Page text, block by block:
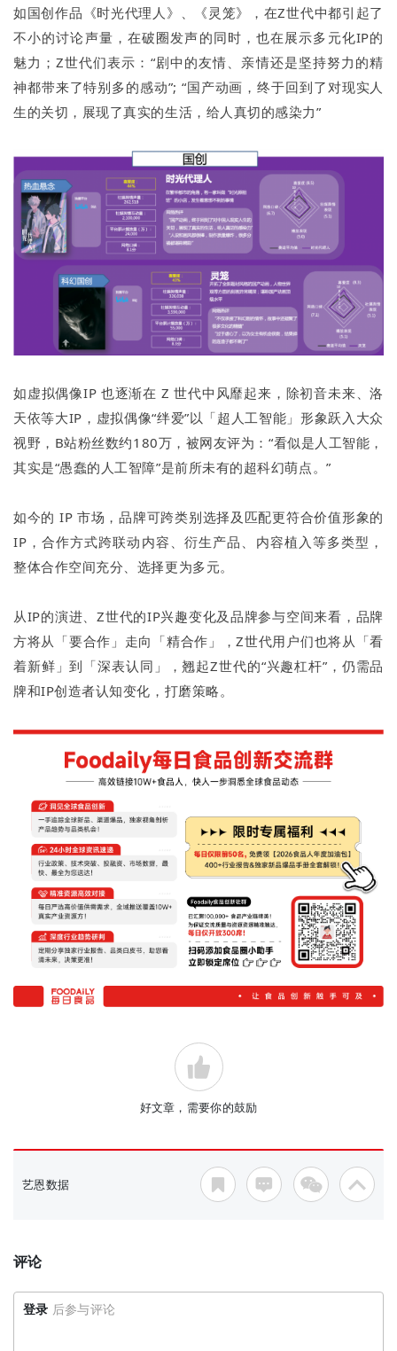
如国创作品《时光代理人》、《灵笼》，在Z世代中都引起了
不小的讨论声量，在破圈发声的同时，也在展示多元化IP的
魅力；Z世代们表示：“剧中的友情、亲情还是坚持努力的精
神都带来了特别多的感动”; “国产动画，终于回到了对现实人
生的关切，展现了真实的生活，给人真切的感染力”
如虚拟偶像IP 也逐渐在 Z 世代中风靡起来，除初音未来、洛
天依等大IP，虚拟偶像“绊爱”以「超人工智能」形象跃入大众
视野，B站粉丝数约180万，被网友评为：“看似是人工智能，
其实是“愚蠢的人工智障”是前所未有的超科幻萌点。”
如今的 IP 市场，品牌可跨类别选择及匹配更符合价值形象的
IP，合作方式跨联动内容、衍生产品、内容植入等多类型，
整体合作空间充分、选择更为多元。
从IP的演进、Z世代的IP兴趣变化及品牌参与空间来看，品牌
方将从「要合作」走向「精合作」，Z世代用户们也将从「看
着新鲜」到「深表认同」，翘起Z世代的“兴趣杠杆”，仍需品
牌和IP创造者认知变化，打磨策略。
好文章，需要你的鼓励
艺恩数据
评论
登录 后参与评论